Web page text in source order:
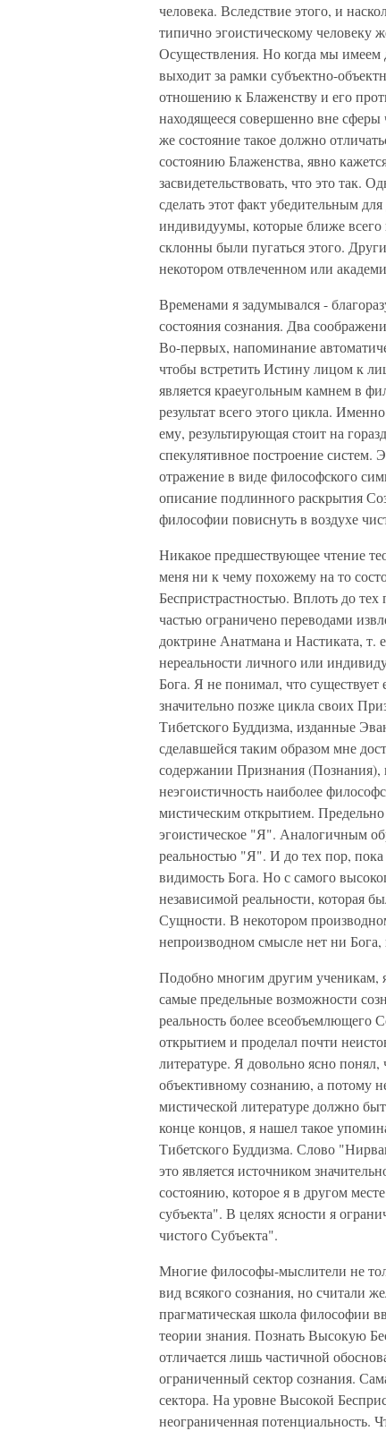
человека. Вследствие этого, и
типично эгоистическому человеку
Осуществления. Но когда мы имеем
выходит за рамки субъектно-
отношению к Блаженству и его
находящееся совершенно вне
же состояние такое должно
состоянию Блаженства, явно
засвидетельствовать, что это так.
сделать этот факт убедительным
индивидуумы, которые ближе
склонны были пугаться этого.
некотором отвлеченном или
Временами я задумывался -
состояния сознания. Два
Во-первых, напоминание
чтобы встретить Истину лицом к
является краеугольным камнем в
результат всего этого цикла.
ему, результирующая стоит на
спекулятивное построение
отражение в виде философского
описание подлинного раскрытия
философии повиснуть в воздухе
Никакое предшествующее чтение
меня ни к чему похожему на то
Беспристрастностью. Вплоть до
частью ограничено переводами
доктрине Анатмана и Настиката,
нереальности личного или
Бога. Я не понимал, что
значительно позже цикла своих
Тибетского Буддизма, изданные
сделавшейся таким образом мне
содержании Признания (Познания),
неэгоистичность наиболее
мистическим открытием.
эгоистическое "Я". Аналогичным
реальностью "Я". И до тех пор,
видимость Бога. Но с самого
независимой реальности,
Сущности. В некотором
непроизводном смысле нет ни
Подобно многим другим ученикам,
самые предельные возможности
реальность более всеобъемлющего
открытием и проделал почти
литературе. Я довольно ясно
объективному сознанию, а потому
мистической литературе должно
конце концов, я нашел такое
Тибетского Буддизма. Слово
это является источником
состоянию, которое я в другом
субъекта". В целях ясности я
чистого Субъекта".
Многие философы-мыслители не
вид всякого сознания, но считали
прагматическая школа философии
теории знания. Познать Высокую
отличается лишь частичной
ограниченный сектор сознания.
сектора. На уровне Высокой
неограниченная потенциальность.